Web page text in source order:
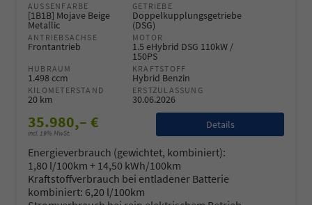
AUSSENFARBE
[1B1B] Mojave Beige
Metallic
GETRIEBE
Doppelkupplungsgetriebe
(DSG)
ANTRIEBSACHSE
Frontantrieb
MOTOR
1.5 eHybrid DSG 110kW /
150PS
HUBRAUM
1.498 ccm
KRAFTSTOFF
Hybrid Benzin
KILOMETERSTAND
20 km
ERSTZULASSUNG
30.06.2026
35.980,– €
incl. 19% MwSt.
Details
Energieverbrauch (gewichtet, kombiniert):
1,80 l/100km + 14,50 kWh/100km
Kraftstoffverbrauch bei entladener Batterie
kombiniert: 6,20 l/100km